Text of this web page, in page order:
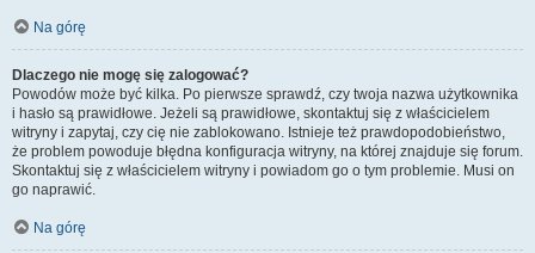
Na górę
Dlaczego nie mogę się zalogować?
Powodów może być kilka. Po pierwsze sprawdź, czy twoja nazwa użytkownika
i hasło są prawidłowe. Jeżeli są prawidłowe, skontaktuj się z właścicielem
witryny i zapytaj, czy cię nie zablokowano. Istnieje też prawdopodobieństwo,
że problem powoduje błędna konfiguracja witryny, na której znajduje się forum.
Skontaktuj się z właścicielem witryny i powiadom go o tym problemie. Musi on
go naprawić.
Na górę